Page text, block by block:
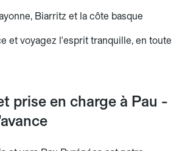
Biarritz et la côte basque
et voyagez l'esprit tranquille, en toute
prise en charge à Pau -